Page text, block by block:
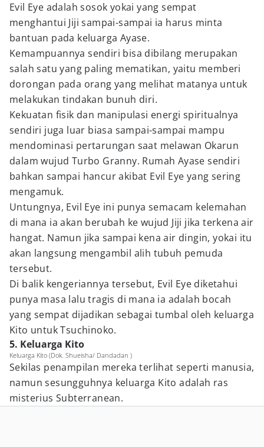
Evil Eye adalah sosok yokai yang sempat
menghantui Jiji sampai-sampai ia harus minta
bantuan pada keluarga Ayase.
Kemampuannya sendiri bisa dibilang merupakan
salah satu yang paling mematikan, yaitu memberi
dorongan pada orang yang melihat matanya untuk
melakukan tindakan bunuh diri.
Kekuatan fisik dan manipulasi energi spiritualnya
sendiri juga luar biasa sampai-sampai mampu
mendominasi pertarungan saat melawan Okarun
dalam wujud Turbo Granny. Rumah Ayase sendiri
bahkan sampai hancur akibat Evil Eye yang sering
mengamuk.
Untungnya, Evil Eye ini punya semacam kelemahan
di mana ia akan berubah ke wujud Jiji jika terkena air
hangat. Namun jika sampai kena air dingin, yokai itu
akan langsung mengambil alih tubuh pemuda
tersebut.
Di balik kengeriannya tersebut, Evil Eye diketahui
punya masa lalu tragis di mana ia adalah bocah
yang sempat dijadikan sebagai tumbal oleh keluarga
Kito untuk Tsuchinoko.
5. Keluarga Kito
Keluarga Kito (Dok. Shueisha/ Dandadan )
Sekilas penampilan mereka terlihat seperti manusia,
namun sesungguhnya keluarga Kito adalah ras
misterius Subterranean.